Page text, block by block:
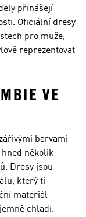
přinášejí
Oficiální dresy
pro muže,
reprezentovat
VE
barvami
několik
Dresy jsou
který ti
materiál
chladí.